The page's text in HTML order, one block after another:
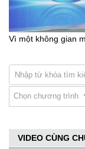
Vì một không gian
Chọn chương trình
VIDEO CÙNG